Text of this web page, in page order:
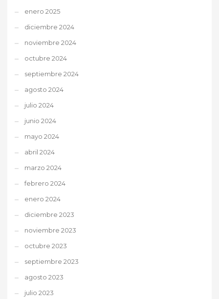
enero 2025
diciembre 2024
noviembre 2024
octubre 2024
septiembre 2024
agosto 2024
julio 2024
junio 2024
mayo 2024
abril 2024
marzo 2024
febrero 2024
enero 2024
diciembre 2023
noviembre 2023
octubre 2023
septiembre 2023
agosto 2023
julio 2023